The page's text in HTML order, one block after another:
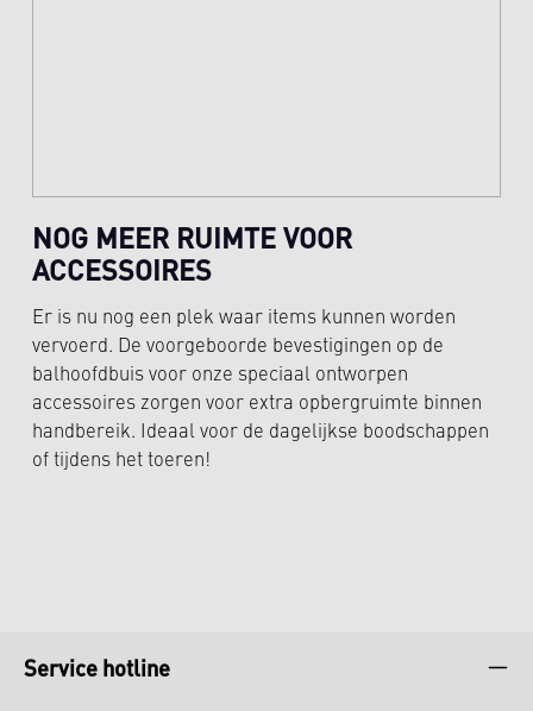
NOG MEER RUIMTE VOOR
ACCESSOIRES
Er is nu nog een plek waar items kunnen worden
vervoerd. De voorgeboorde bevestigingen op de
balhoofdbuis voor onze speciaal ontworpen
accessoires zorgen voor extra opbergruimte binnen
handbereik. Ideaal voor de dagelijkse boodschappen
of tijdens het toeren!
Service hotline